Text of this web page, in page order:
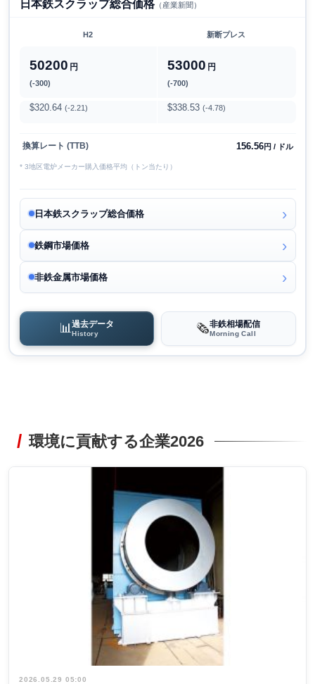
日本鉄スクラップ総合価格（産業新聞）
H2 新断プレス
50200 円
(-300)
53000 円
(-700)
$320.64 (-2.21) $338.53 (-4.78)
換算レート (TTB) 156.56円 / ドル
* 3地区電炉メーカー購入価格平均（トン当たり）
日本鉄スクラップ総合価格
鉄鋼市場価格
非鉄金属市場価格
📊過去データ
History 🗞️非鉄相場配信
Morning Call
環境に貢献する企業2026
2026.05.29 05:00